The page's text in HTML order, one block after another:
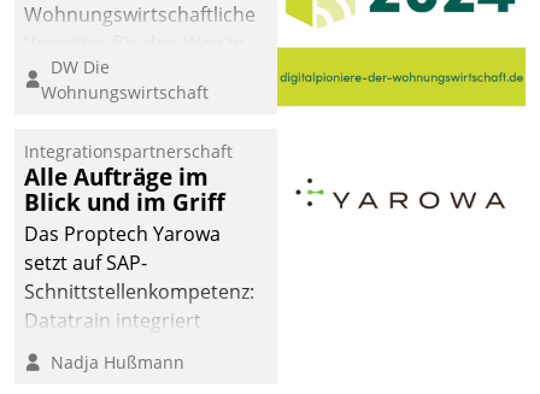
Wohnungswirtschaftliche
eine digitale Zukunft zu
finden, ist das Ziel des
der
Wohnungswirtschaft“.
Bewerben können sich
dafür ein Team
bestehend aus
Wohnungsunternehmen
und PropTech.
DW Die
Wohnungswirtschaft
Integrationspartnerschaft
Alle Aufträge im
Blick und im Griff
Das Proptech Yarowa
setzt auf SAP-
Schnittstellenkompetenz:
Datatrain integriert
Yarowas Portal zur
Vergabe und Verwaltung
Nadja Hußmann